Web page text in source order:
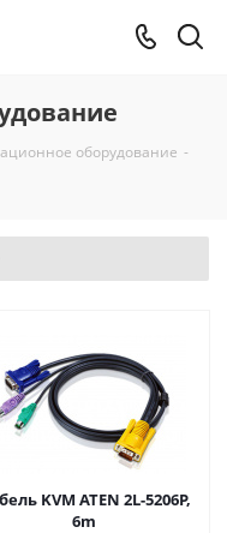
оборудование -
KVM ATEN 2L-5206P,
6m